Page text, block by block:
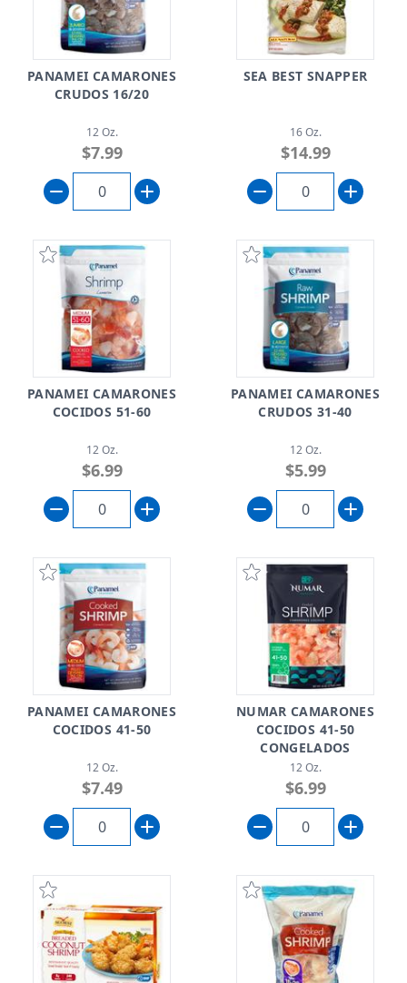
PANAMEI CAMARONES
CRUDOS 16/20
12 Oz.
$7.99
SEA BEST SNAPPER
16 Oz.
$14.99
PANAMEI CAMARONES
COCIDOS 51-60
12 Oz.
$6.99
PANAMEI CAMARONES
CRUDOS 31-40
12 Oz.
$5.99
PANAMEI CAMARONES
COCIDOS 41-50
12 Oz.
$7.49
NUMAR CAMARONES
COCIDOS 41-50
CONGELADOS
12 Oz.
$6.99